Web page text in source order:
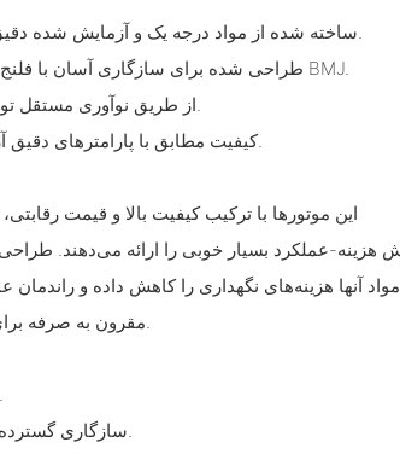
- ساخته شده از مواد درجه یک و آزمایش شده دقیق برای تضمین استحکام و قابلیت اطمینان.
- طراحی شده برای سازگاری آسان با فلنج‌ها و شفت‌های نصب، مطابق با مشخصات BMJ.
- از طریق نوآوری مستقل توسط متخصصان باتجربه توسعه یافته است.
- کیفیت مطابق با پارامترهای دقیق آزمایش شده تا عملکرد مداوم تضمین شود.
این موتورها با ترکیب کیفیت بالا و قیمت
مواد آنها هزینه‌های نگهداری را کاهش داده و راندمان
مقرون به صرفه برای کاربردهای مختلف هیدرولیک تبدیل می‌کند.
- مواد اولیه و فرآیندهای تولید با کیفیت برتر.
- سازگاری گسترده به عنوان جایگزینی برای مدل‌های محبوب.